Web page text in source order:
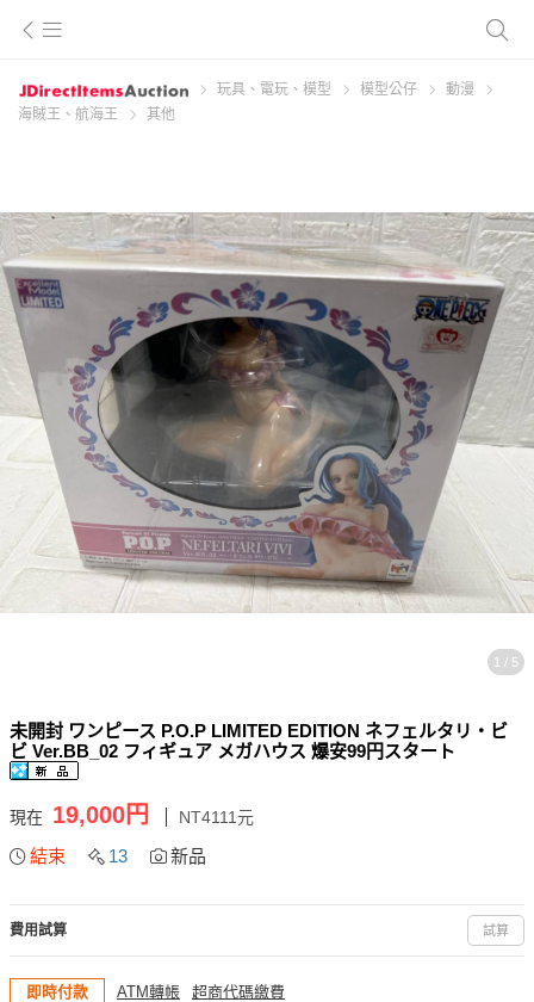
玩具、電玩、模型 模型公仔
動漫
海賊王、航海王
其他
1 / 5
未開封 ワンピース P.O.P LIMITED EDITION ネフェルタリ・ビ
ビ Ver.BB_02 フィギュア メガハウス 爆安99円スタート
現在 19,000円 NT4111元
結束 13 新品
費用試算 試算
即時付款 ATM轉帳 超商代碼繳費